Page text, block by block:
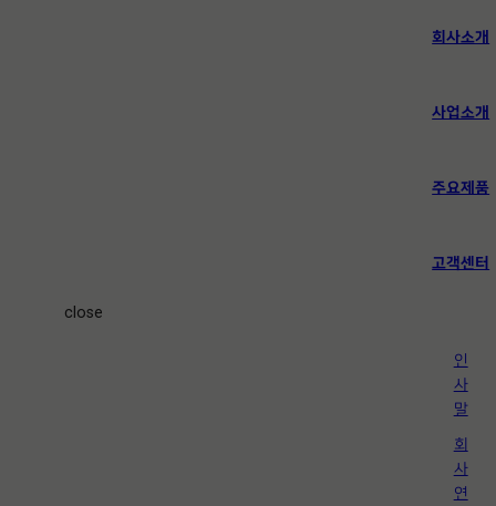
회사소개
사업소개
주요제품
고객센터
close
인
사
말
회
사
연